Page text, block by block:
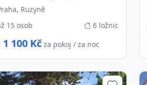
Ruzyně
15 osob
6 ložnic
100 Kč za pokoj / za noc